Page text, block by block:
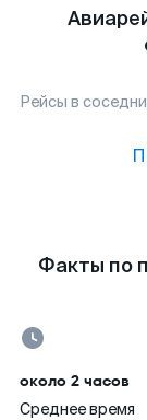
Рейсы в
Факты по
около 2 часов
Среднее время